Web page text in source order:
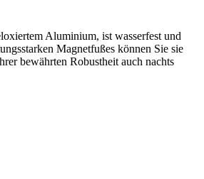
Aluminium, ist wasserfest und
Magnetfußes können Sie sie
bewährten Robustheit auch nachts